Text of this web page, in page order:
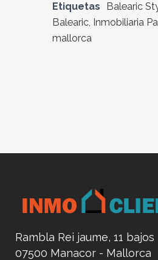
Etiquetas
Balearic
Balearic, Inmobiliaria
mallorca
Rambla Rei jaume, 11 bajos
07500 Manacor - Mallorca